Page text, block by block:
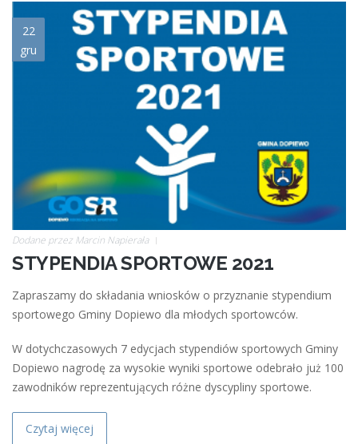
22
gru
ikona_2021.jpg
Dodane przez Marcin Napierała
STYPENDIA SPORTOWE 2021
Zapraszamy do składania wniosków o przyznanie stypendium
sportowego Gminy Dopiewo dla młodych sportowców.
W dotychczasowych 7 edycjach stypendiów sportowych Gminy
Dopiewo nagrodę za wysokie wyniki sportowe odebrało już 100
zawodników reprezentujących różne dyscypliny sportowe.
Czytaj więcej